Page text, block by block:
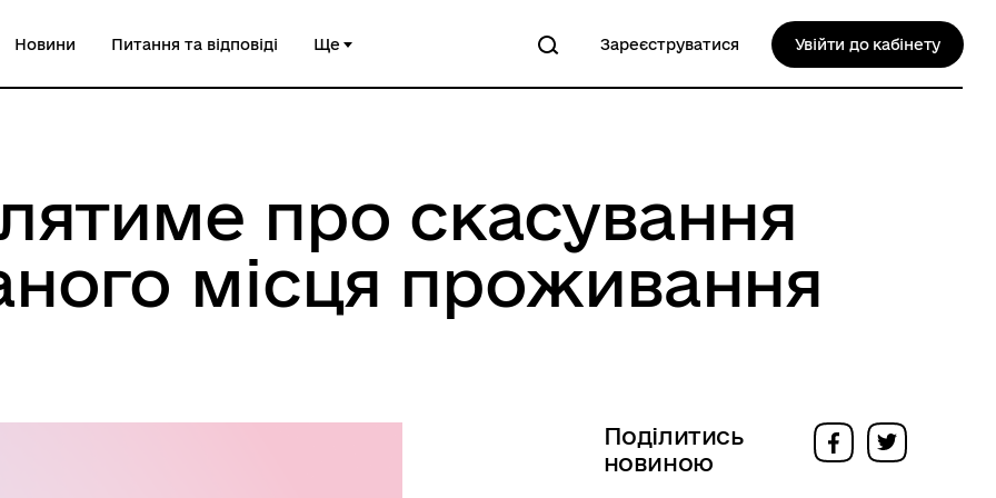
Новини Питання та відповіді Ще Зареєструватися Увійти до кабінету
про скасування
місця проживання
Поділитись
новиною